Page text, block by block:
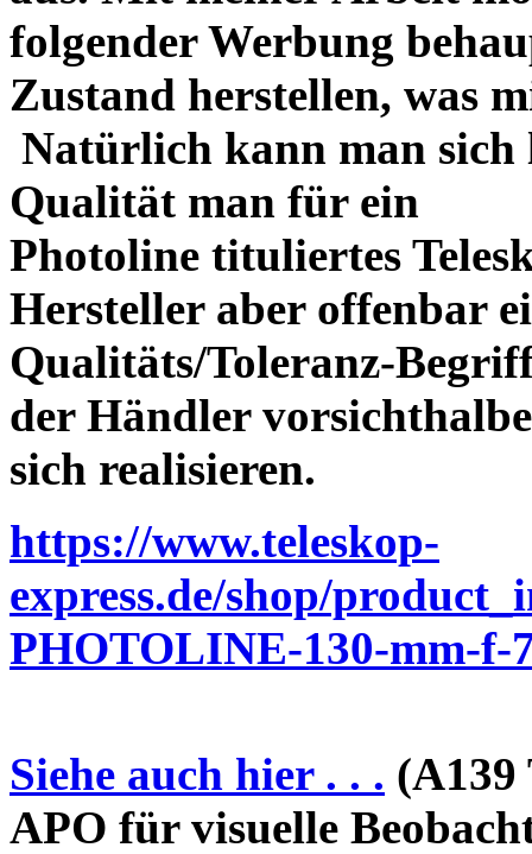
folgender Werbung
Zustand herstellen, was
Natürlich kann man sich
Qualität man für ein
Photoline tituliertes
Hersteller aber offenbar
Qualitäts/Toleranz-
der Händler
sich realisieren.
https://www.teleskop-
express.de/shop/
PHOTOLINE-130-mm-f-
Siehe auch hier . . . (A139
APO für visuelle